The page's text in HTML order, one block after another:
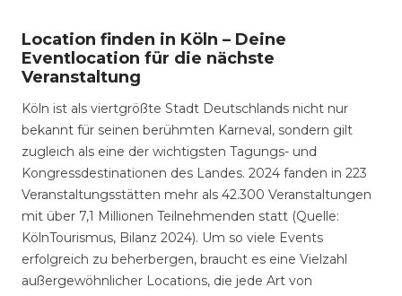
Location finden in Köln – Deine
Eventlocation für die nächste
Veranstaltung
Köln ist als viertgrößte Stadt Deutschlands nicht nur
bekannt für seinen berühmten Karneval, sondern gilt
zugleich als eine der wichtigsten Tagungs- und
Kongressdestinationen des Landes. 2024 fanden in 223
Veranstaltungsstätten mehr als 42.300 Veranstaltungen
mit über 7,1 Millionen Teilnehmenden statt (Quelle:
KölnTourismus, Bilanz 2024). Um so viele Events
erfolgreich zu beherbergen, braucht es eine Vielzahl
außergewöhnlicher Locations, die jede Art von